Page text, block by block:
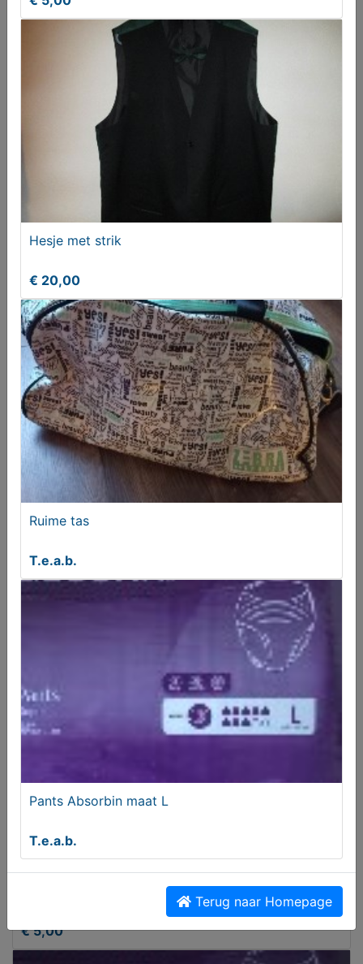
Damesriemen, in één koop.
€ 4,95
€ 5,00
Hesje met strik
€ 20,00
Ruime tas
T.e.a.b.
Pants Absorbin maat L
T.e.a.b.
Terug naar Homepage